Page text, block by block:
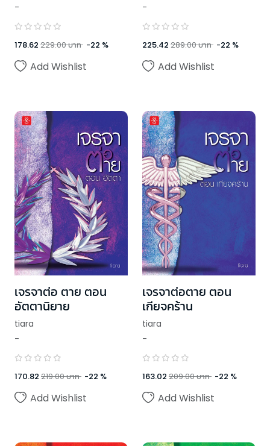
-
178.62 229.00บาท -22 %
Add Wishlist
-
225.42 289.00บาท -22 %
Add Wishlist
เจรจาต่อ ตาย ตอน
อัตตานิยาย
tiara
-
170.82 219.00บาท -22 %
Add Wishlist
เจรจาต่อตาย ตอน
เกียจคร้าน
tiara
-
163.02 209.00บาท -22 %
Add Wishlist